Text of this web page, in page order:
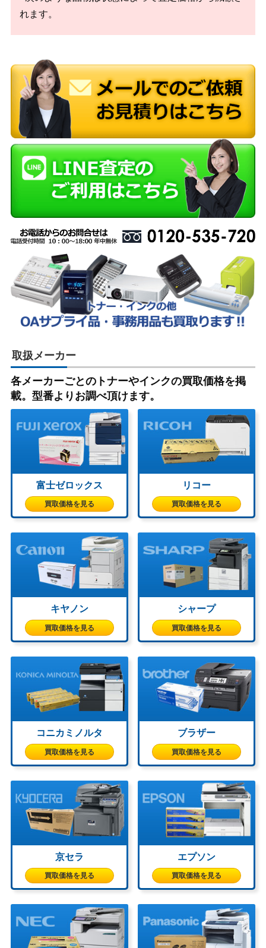
れます。
取扱メーカー
各メーカーごとのトナーやインクの買取価格を掲
載。型番よりお調べ頂けます。
富士ゼロックス
買取価格を見る
リコー
買取価格を見る
キヤノン
買取価格を見る
シャープ
買取価格を見る
コニカミノルタ
買取価格を見る
ブラザー
買取価格を見る
京セラ
買取価格を見る
エプソン
買取価格を見る